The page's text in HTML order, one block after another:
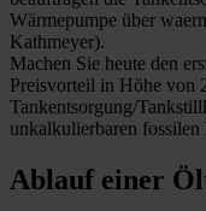
Wärmepumpe über
Kathmeyer).
Machen Sie heute den
Preisvorteil in Höhe von
Tankentsorgung/
unkalkulierbaren fossilen
Ablauf einer